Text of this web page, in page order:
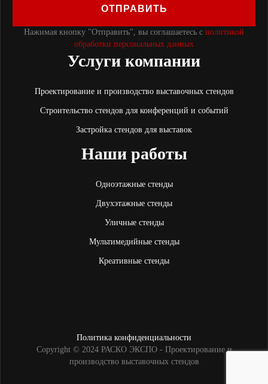
Услуги компании
Проектирование и производство выставочных стендов
Строительство стендов для конференций и событий
Застройка стендов для выставок
Наши работы
Одноэтажные стенды
Двухэтажные стенды
Уличные стенды
Мультимедийные стенды
Креативные стенды
ОТПРАВИТЬ
Нажимая кнопку "Отправить", вы соглашаетесь с политикой
обработки персональных данных
Copyright © 2024 РАСКО ЭКСПО - Проектирование и
производство выставочных стендов
Политика конфиденциальности